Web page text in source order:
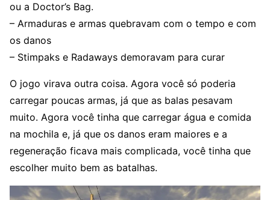
ou a Doctor’s Bag.
– Armaduras e armas quebravam com o tempo e com
os danos
– Stimpaks e Radaways demoravam para curar
O jogo virava outra coisa. Agora você só poderia
carregar poucas armas, já que as balas pesavam
muito. Agora você tinha que carregar água e comida
na mochila e, já que os danos eram maiores e a
regeneração ficava mais complicada, você tinha que
escolher muito bem as batalhas.